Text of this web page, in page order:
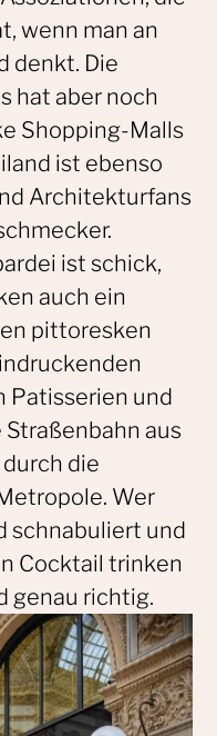
wenn man an
denkt. Die
hat aber noch
Shopping-Malls
ist ebenso
Architekturfans
ist schick,
auch ein
pittoresken
Patisserien und
aus
die
Wer
schnabuliert und
Cocktail trinken
genau richtig.